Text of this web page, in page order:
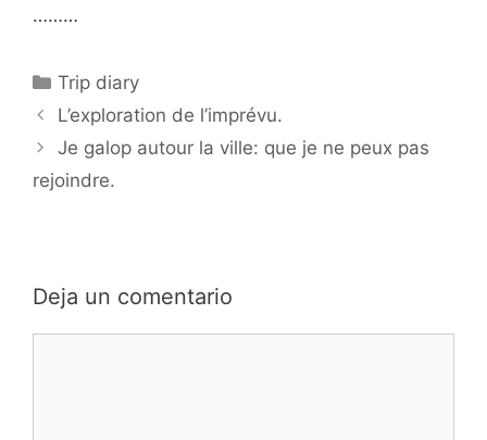
………
Categorías
Trip diary
L’exploration de l’imprévu.
Je galop autour la ville: que je ne peux pas
rejoindre.
Deja un comentario